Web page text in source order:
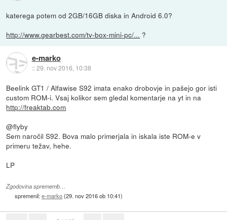
katerega potem od 2GB/16GB diska in Android 6.0?
http://www.gearbest.com/tv-box-mini-pc/... ?
e-marko
::29. nov 2016, 10:38
Beelink GT1 / Alfawise S92 imata enako drobovje in pašejo gor isti
custom ROM-i. Vsaj kolikor sem gledal komentarje na yt in na
http://freaktab.com
@flyby
Sem naročil S92. Bova malo primerjala in iskala iste ROM-e v
primeru težav, hehe.
LP
Zgodovina sprememb…
spremenil:e-marko(29. nov 2016 ob 10:41)